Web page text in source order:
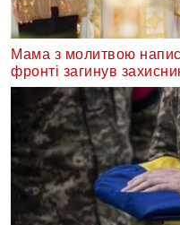
Мама з молитвою
фронті загинув